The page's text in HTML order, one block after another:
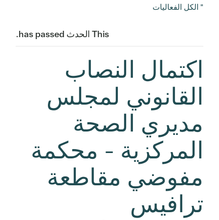
" الكل الفعاليات
This الحدث has passed.
اكتمال النصاب
القانوني لمجلس
مديري الصحة
المركزية - محكمة
مفوضي مقاطعة
ترافيس